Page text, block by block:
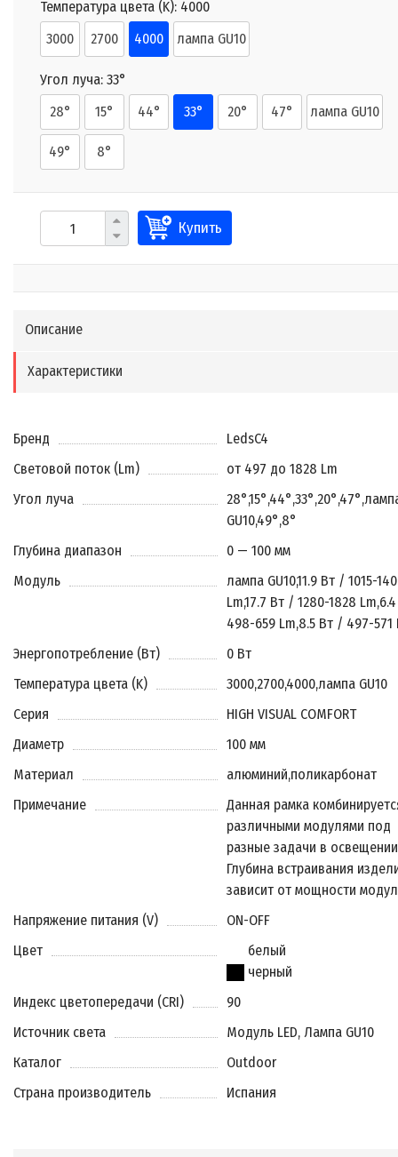
Температура цвета (K): 4000
3000
2700 4000 лампа GU10
Угол луча: 33°
28°
15° 44° 33° 20° 47° лампа GU10
49° 8°
Купить
Описание
Характеристики
Бренд
LedsC4
Световой поток (Lm)
от 497 до 1828 Lm
Угол луча
28°15°,44°,33°,20°,47°,
GU10,49°,8°
Глубина диапазон
0 — 100 мм
Модуль
лампа GU10,11.9 Вт / 1015-
Lm17.7 Вт / 1280-1828 Lm,
498-659 Lm,8.5 Вт / 497-571
Энергопотребление (Вт)
0 Вт
Температура цвета (K)
3000,2700,4000,лампа GU10
Серия
HIGH VISUAL COMFORT
Диаметр
100 мм
Материал
алюминий,поликарбонат
Примечание
Данная рамка
различными модулями под
разные задачи в
Глубина встраивания
зависит от мощности
Напряжение питания (V)
ON-OFF
Цвет
белый
черный
Индекс цветопередачи (CRI)
90
Источник света
Модуль LED, Лампа GU10
Каталог
Outdoor
Страна производитель
Испания